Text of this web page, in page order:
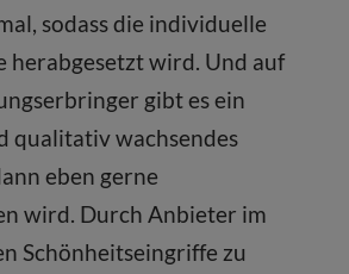
sodass die individuelle
herabgesetzt wird. Und auf
gibt es ein
qualitativ wachsendes
eben gerne
wird. Durch Anbieter im
Schönheitseingriffe zu